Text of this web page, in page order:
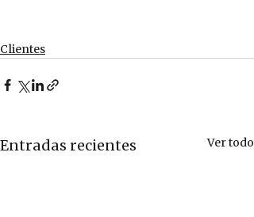
Clientes
Entradas recientes Ver todo